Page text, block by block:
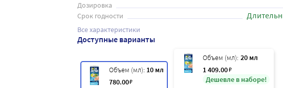
Дозировка
Срок годности
Все характеристики
Доступные варианты
Объем (мл): 10 мл
780.00₽
Объем (мл): 20 мл
1 409.00₽
Дешевле в наборе!